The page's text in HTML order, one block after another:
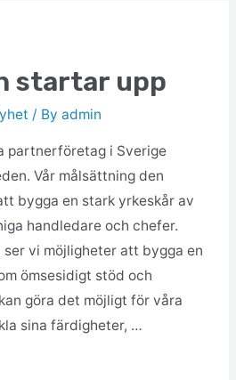
startar upp
/ By admin
partnerföretag i Sverige
Vår målsättning den
bygga en stark yrkeskår av
handledare och chefer.
vi möjligheter att bygga en
ömsesidigt stöd och
göra det möjligt för våra
sina färdigheter, …